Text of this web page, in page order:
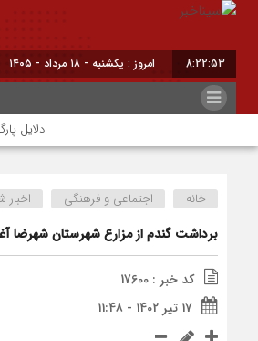
8:22:53 امروز : یکشنبه - ۱۸ مرداد - ۱۴۰۵
دلایل
خانه اجتماعی و فرهنگی اخبار
برداشت گندم از مزارع شهرستان شهرضا
کد خبر : 17600
17 تیر 1402 - 11:48